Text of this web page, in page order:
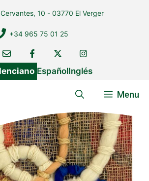
10 - 03770 El Verger
+34 965 75 01 25
EspañolInglés
Menu